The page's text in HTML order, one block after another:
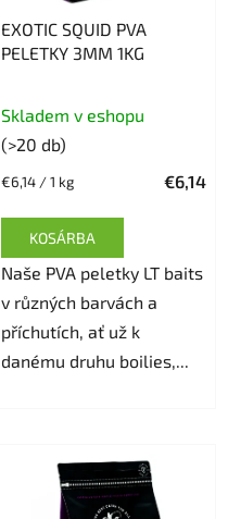
EXOTIC SQUID PVA
PELETKY 3MM 1KG
Skladem v eshopu
(>20 db)
€6,14
Egységár:
€6,14 / 1 kg
KOSÁRBA
Naše PVA peletky LT baits
v různých barvách a
příchutích, ať už k
danému druhu boilies,...